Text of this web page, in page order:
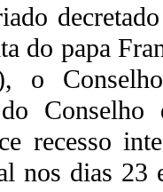
do papa
o
Conselho
recesso
nos dias